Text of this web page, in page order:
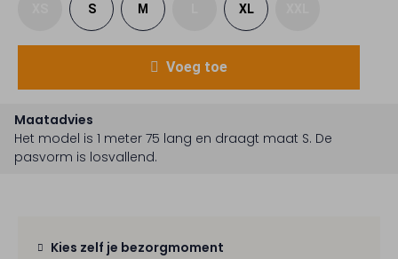
S M XL
Voeg toe
Maatadvies
Het model is 1 meter 75 lang en draagt maat S. De
pasvorm is losvallend.
Kies zelf je bezorgmoment